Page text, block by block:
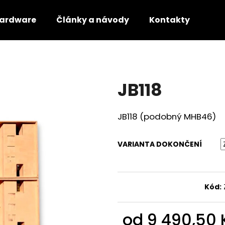
Články a návody Kontakty
JB118
JB118 (podobný MHB46)
VARIANTA DOKONČENÍ
Kód:
od 9 490,50
HLEDAT